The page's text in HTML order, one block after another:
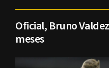
Oficial, Bruno
meses